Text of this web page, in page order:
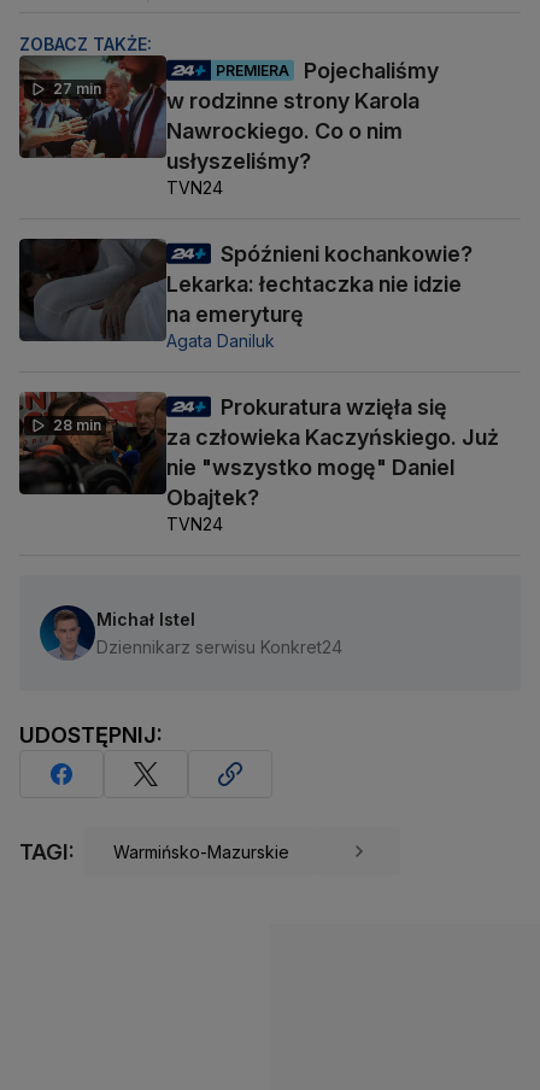
ZOBACZ TAKŻE:
27 min
PREMIERA
Pojechaliśmy
w rodzinne strony Karola
Nawrockiego. Co o nim
usłyszeliśmy?
TVN24
Spóźnieni kochankowie?
Lekarka: łechtaczka nie idzie
na emeryturę
Agata Daniluk
28 min
Prokuratura wzięła się
za człowieka Kaczyńskiego. Już
nie "wszystko mogę" Daniel
Obajtek?
TVN24
Michał Istel
Dziennikarz serwisu Konkret24
UDOSTĘPNIJ:
TAGI: Warmińsko-Mazurskie